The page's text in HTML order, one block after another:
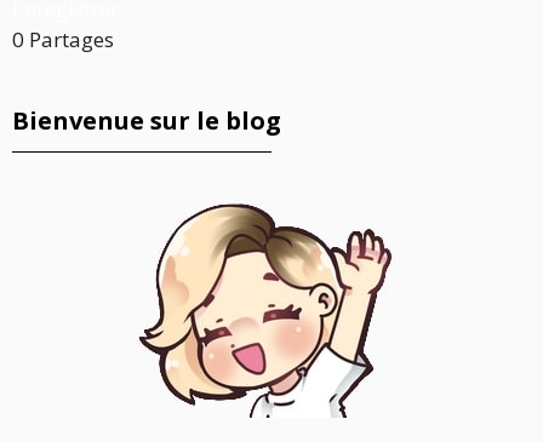
0 Partages
Bienvenue sur le blog